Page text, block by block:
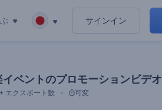
サインイン
イベントのプロモーションビデオ
エクスポート数 可変